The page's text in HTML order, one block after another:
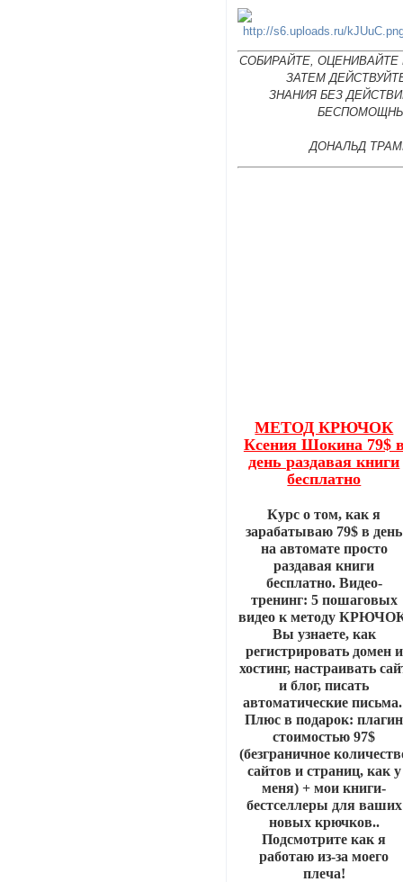
СОБИРАЙТЕ, ОЦЕНИВАЙТЕ
ЗАТЕМ
ЗНАНИЯ БЕЗ
ДОНАЛЬД
МЕТОД КРЮЧОК
Ксения Шокина 79$
день раздавая книги
бесплатно
Курс о том, как я
зарабатываю 79$ в день
на автомате просто
раздавая книги
бесплатно. Видео-
тренинг: 5 пошаговых
видео к методу
Вы узнаете, как
регистрировать домен и
хостинг, настраивать
и блог, писать
автоматические
Плюс в подарок: плагин
стоимостью 97$
(безграничное
сайтов и страниц, как у
меня) + мои книги-
бестселлеры для ваших
новых крючков..
Подсмотрите как я
работаю из-за моего
плеча!